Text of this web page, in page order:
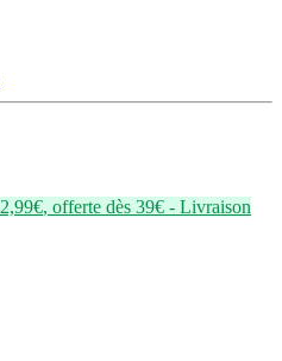
2,99€, offerte dès 39€ - Livraison